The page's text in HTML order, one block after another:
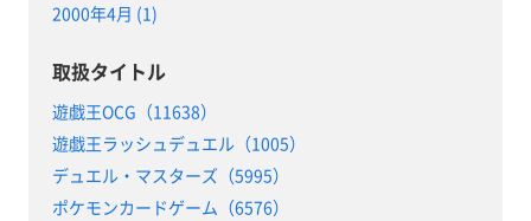
2000年4月 (1)
取扱タイトル
遊戯王OCG（11638）
遊戯王ラッシュデュエル（1005）
デュエル・マスターズ（5995）
ポケモンカードゲーム（6576）